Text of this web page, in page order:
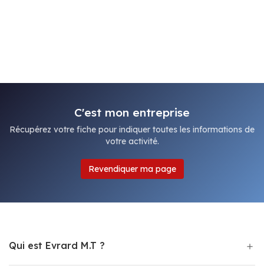
C'est mon entreprise
Récupérez votre fiche pour indiquer toutes les informations de
votre activité.
Revendiquer ma page
Qui est Evrard M.T ?